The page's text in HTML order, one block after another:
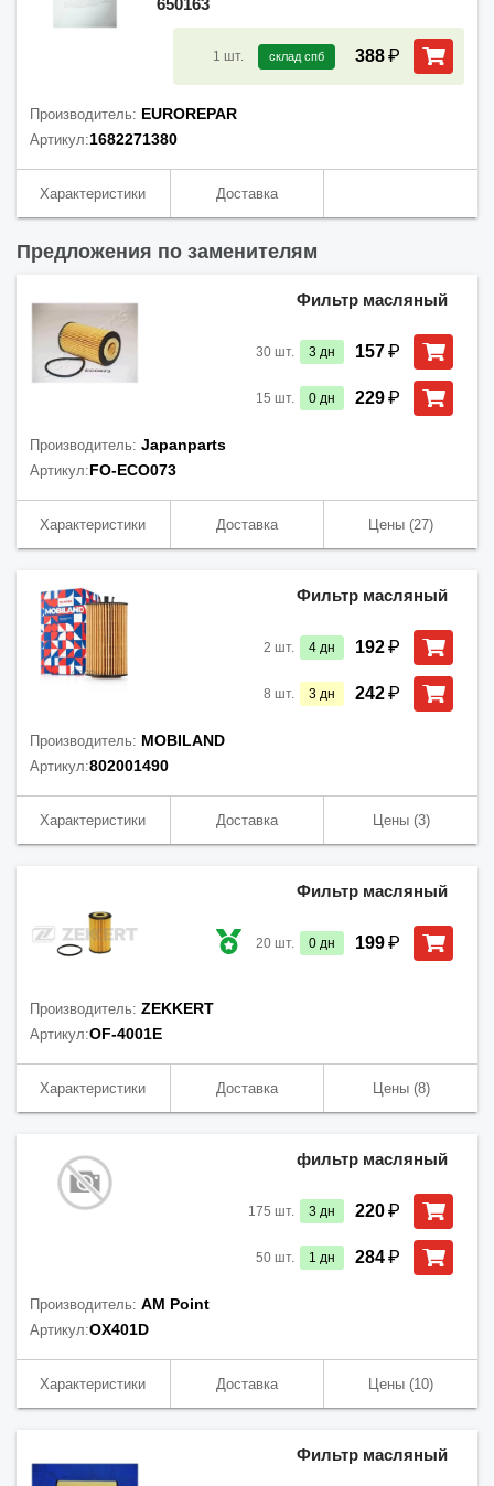
650163
1 шт. склад спб 388₽
Производитель: EUROREPAR
Артикул:1682271380
Характеристики Доставка
Предложения по заменителям
Фильтр масляный
30 шт. 3 дн 157₽
15 шт. 0 дн 229₽
Производитель: Japanparts
Артикул:FO-ECO073
Характеристики Доставка Цены (27)
Фильтр масляный
2 шт. 4 дн 192₽
8 шт. 3 дн 242₽
Производитель: MOBILAND
Артикул:802001490
Характеристики Доставка Цены(3)
Фильтр масляный
20 шт. 0 дн 199₽
Производитель: ZEKKERT
Артикул:OF-4001E
Характеристики Доставка Цены(8)
фильтр масляный
175 шт. 3 дн 220₽
50 шт. 1 дн 284₽
Производитель: AM Point
Артикул:OX401D
Характеристики Доставка Цены (10)
Фильтр масляный